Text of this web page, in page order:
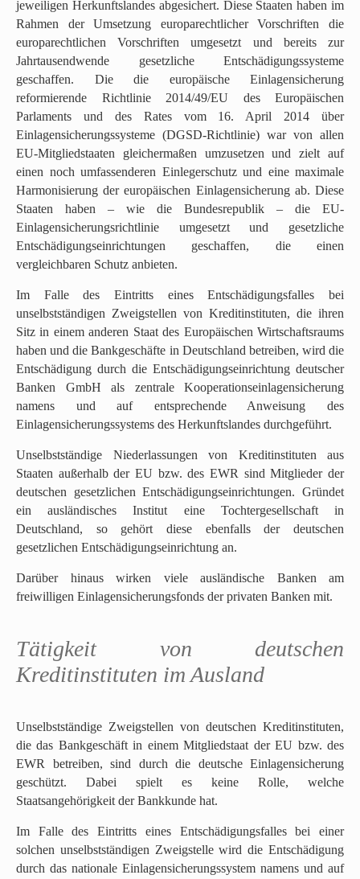
t
o
)
.
jeweiligen Herkunftslandes abgesichert. Diese Staaten haben im
Rahmen der Umsetzung europarechtlicher Vorschriften die
europarechtlichen Vorschriften umgesetzt und bereits zur
Jahrtausendwende gesetzliche Entschädigungssysteme
geschaffen. Die die europäische Einlagensicherung
reformierende Richtlinie 2014/49/EU des Europäischen
Parlaments und des Rates vom 16. April 2014 über
Einlagensicherungssysteme (DGSD-Richtlinie) war von allen
EU-Mitgliedstaaten gleichermaßen umzusetzen und zielt auf
einen noch umfassenderen Einlegerschutz und eine maximale
Harmonisierung der europäischen Einlagensicherung ab. Diese
Staaten haben – wie die Bundesrepublik – die EU-
Einlagensicherungsrichtlinie umgesetzt und gesetzliche
Entschädigungseinrichtungen geschaffen, die einen
vergleichbaren Schutz anbieten.
Im Falle des Eintritts eines Entschädigungsfalles bei
unselbstständigen Zweigstellen von Kreditinstituten, die ihren
Sitz in einem anderen Staat des Europäischen Wirtschaftsraums
haben und die Bankgeschäfte in Deutschland betreiben, wird die
Entschädigung durch die Entschädigungseinrichtung deutscher
Banken GmbH als zentrale Kooperationseinlagensicherung
namens und auf entsprechende Anweisung des
Einlagensicherungssystems des Herkunftslandes durchgeführt.
Unselbstständige Niederlassungen von Kreditinstituten aus
Staaten außerhalb der EU bzw. des EWR sind Mitglieder der
deutschen gesetzlichen Entschädigungseinrichtungen. Gründet
ein ausländisches Institut eine Tochtergesellschaft in
Deutschland, so gehört diese ebenfalls der deutschen
gesetzlichen Entschädigungseinrichtung an.
Darüber hinaus wirken viele ausländische Banken am
freiwilligen Einlagensicherungsfonds der privaten Banken mit.
Tätigkeit von deutschen
Kreditinstituten im Ausland
Unselbstständige Zweigstellen von deutschen Kreditinstituten,
die das Bankgeschäft in einem Mitgliedstaat der EU bzw. des
EWR betreiben, sind durch die deutsche Einlagensicherung
geschützt. Dabei spielt es keine Rolle, welche
Staatsangehörigkeit der Bankkunde hat.
Im Falle des Eintritts eines Entschädigungsfalles bei einer
solchen unselbstständigen Zweigstelle wird die Entschädigung
durch das nationale Einlagensicherungssystem namens und auf